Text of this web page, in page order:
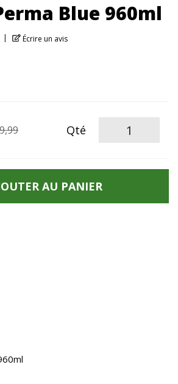
Blue 960ml
Écrire un avis
Qté
AU PANIER